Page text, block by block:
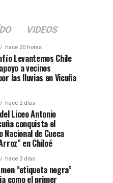
VIDEOS
hace 20 horas
Levantemos Chile
a vecinos
las lluvias en Vicuña
hace 2 días
Liceo Antonio
conquista el
Nacional de Cueca
en Chiloé
hace 3 días
“etiqueta negra”
como el primer